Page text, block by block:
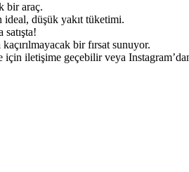
bir araç.
düşük yakıt tüketimi.
bir fırsat sunuyor.
için iletişime geçebilir veya